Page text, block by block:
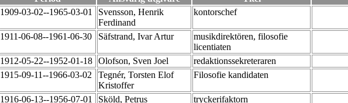
1909-03-02--1965-03-01
Svensson, Henrik
Ferdinand
kontorschef
1911-06-08--1961-06-30 Säfstrand, Ivar Artur
musikdirektören, filosofie
licentiaten
1912-05-22--1952-01-18 Olofson, Sven Joel redaktionssekreteraren
1915-09-11--1966-03-02
Tegnér, Torsten Elof
Kristoffer
Filosofie kandidaten
1916-06-13--1956-07-01 Sköld, Petrus tryckerifaktorn